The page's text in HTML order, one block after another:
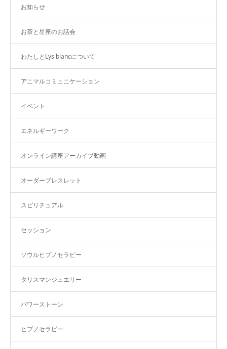
お知らせ
お茶と星座のお話会
わたしとLys blancについて
アニマルコミュニケーション
イベント
エネルギーワーク
オンライン講座アーカイブ動画
オーダーブレスレット
スピリチュアル
セッション
ソウルヒプノセラピー
タリスマンジュエリー
パワーストーン
ヒプノセラピー